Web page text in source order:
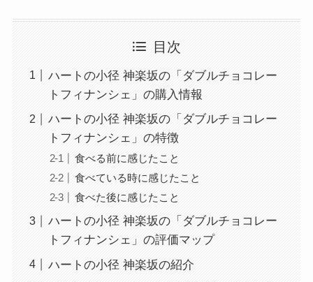
目次
ハートの小径 神楽坂の「ダブルチョコレー
トフィナンシェ」の購入情報
ハートの小径 神楽坂の「ダブルチョコレー
トフィナンシェ」の特徴
食べる前に感じたこと
食べている時に感じたこと
食べた後に感じたこと
ハートの小径 神楽坂の「ダブルチョコレー
トフィナンシェ」の評価マップ
ハートの小径 神楽坂の紹介